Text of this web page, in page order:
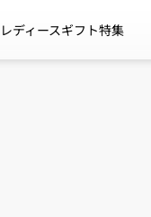
レディースギフト特集